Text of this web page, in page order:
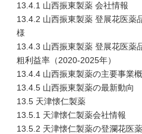
13.4.1 山西振東製薬 会社情報
13.4.2 山西振東製薬 登展花医薬
様
13.4.3 山西振東製薬 登展花医薬
粗利益率（2020-2025年）
13.4.4 山西振東製薬の主要事業
13.4.5 山西振東製薬の最新動向
13.5 天津懐仁製薬
13.5.1 天津懐仁製薬会社情報
13.5.2 天津懐仁製薬の登瀾花医